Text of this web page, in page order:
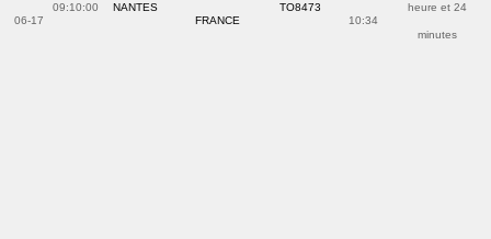
06-17
09:10:00 NANTES
FRANCE
TO8473
10:34
heure et 24
minutes